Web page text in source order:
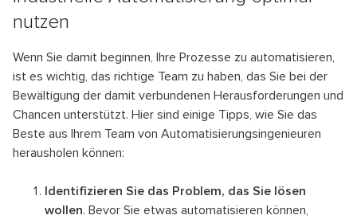
nutzen
Wenn Sie damit beginnen, Ihre Prozesse zu automatisieren,
ist es wichtig, das richtige Team zu haben, das Sie bei der
Bewältigung der damit verbundenen Herausforderungen und
Chancen unterstützt. Hier sind einige Tipps, wie Sie das
Beste aus Ihrem Team von Automatisierungsingenieuren
herausholen können:
Identifizieren Sie das Problem, das Sie lösen
wollen. Bevor Sie etwas automatisieren können,